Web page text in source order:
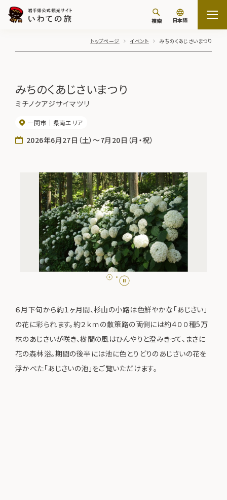
検索 日本語
トップページ イベント みちのくあじさいまつり
みちのくあじさいまつり
ミチノクアジサイマツリ
一関市 県南エリア
2026年6月27日（土）～7月20日（月・祝）
６月下旬から約１ヶ月間、杉山の小路は色鮮やかな「あじさい」
の花に彩られます。約２ｋｍの散策路の両側には約４００種5万
株のあじさいが咲き、樹間の風はひんやりと澄みきって、まさに
花の森林浴。期間の後半には池に色とりどりのあじさいの花を
浮かべた「あじさいの池」をご覧いただけます。